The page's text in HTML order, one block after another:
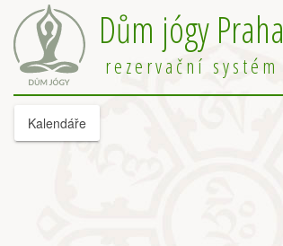
Dům jógy Praha
rezervační systém
Kalendáře